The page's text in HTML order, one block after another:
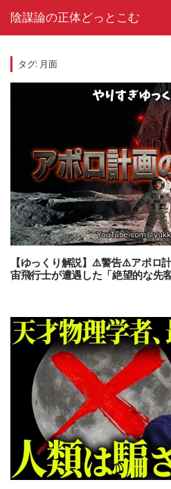
陰謀論の正体どっとこむ
タグ: 月面
【ゆっくり解説】⚠️警告⚠️アポロ
宙飛行士が遭遇した「絶望的な先